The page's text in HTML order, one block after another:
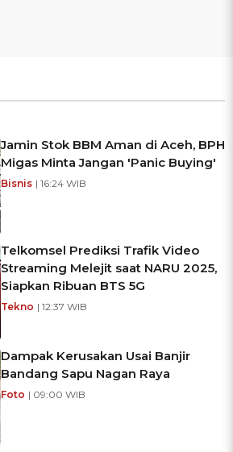
Jamin Stok BBM Aman di Aceh, BPH
Migas Minta Jangan 'Panic Buying'
Bisnis | 16:24 WIB
Telkomsel Prediksi Trafik Video
Streaming Melejit saat NARU 2025,
Siapkan Ribuan BTS 5G
Tekno | 12:37 WIB
Dampak Kerusakan Usai Banjir
Bandang Sapu Nagan Raya
Foto | 09:00 WIB